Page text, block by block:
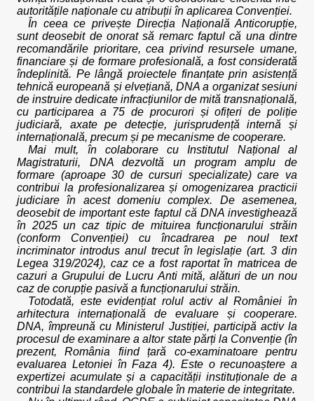
autoritățile naționale cu atribuții în aplicarea Convenției.
În ceea ce privește Direcția Națională Anticorupție,
sunt deosebit de onorat să remarc faptul că una dintre
recomandările prioritare, cea privind resursele umane,
financiare și de formare profesională, a fost considerată
îndeplinită. Pe lângă proiectele finanțate prin asistență
tehnică europeană și elvețiană, DNA a organizat sesiuni
de instruire dedicate infracțiunilor de mită transnațională,
cu participarea a 75 de procurori și ofițeri de poliție
judiciară, axate pe detecție, jurisprudență internă și
internațională, precum și pe mecanisme de cooperare.
Mai mult, în colaborare cu Institutul Național al
Magistraturii, DNA dezvoltă un program amplu de
formare (aproape 30 de cursuri specializate) care va
contribui la profesionalizarea și omogenizarea practicii
judiciare în acest domeniu complex. De asemenea,
deosebit de important este faptul că DNA investighează
în 2025 un caz tipic de mituirea funcționarului străin
(conform Convenției) cu încadrarea pe noul text
incriminator introdus anul trecut în legislație (art. 3 din
Legea 319/2024), caz ce a fost raportat în matricea de
cazuri a Grupului de Lucru Anti mită, alături de un nou
caz de corupție pasivă a funcționarului străin.
Totodată, este evidențiat rolul activ al României în
arhitectura internațională de evaluare și cooperare.
DNA, împreună cu Ministerul Justiției, participă activ la
procesul de examinare a altor state părți la Convenție (în
prezent, România fiind țară co-examinatoare pentru
evaluarea Letoniei în Faza 4). Este o recunoaștere a
expertizei acumulate și a capacității instituționale de a
contribui la standardele globale în materie de integritate.